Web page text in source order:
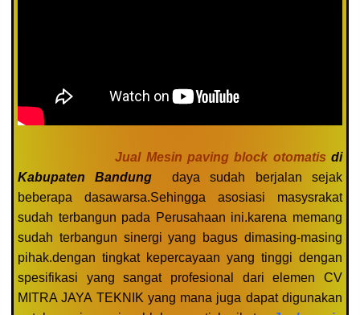
Jual Mesin paving block otomatis di
Kabupaten Bandung daya sudah berjalan sejak
beberapa dasawarsa.Sehingga asosiasi masysrakat
sudah terbangun pada Perusahaan ini.karena memang
sudah terbangun sinergi yang bagus dimasing-masing
pihak.dengan tingkat kepercayaan yang tinggi dengan
spesifikasi yang sangat profesional dari elemen CV
MITRA JAYA TEKNIK yang mana juga dapat digunakan